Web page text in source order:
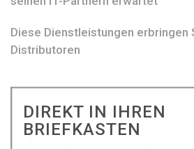
Diese Dienstleistungen erbringen
Distributoren
DIREKT IN IHREN
BRIEFKASTEN